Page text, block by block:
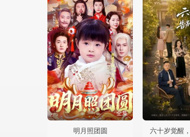
全集
明月照团圆